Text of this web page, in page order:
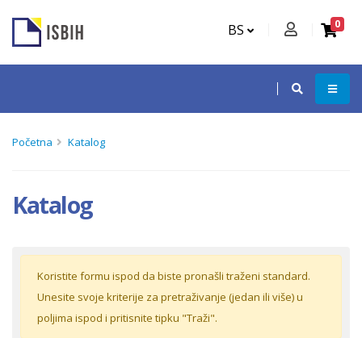
BS 0
Početna Katalog
Katalog
Koristite formu ispod da biste pronašli traženi standard.
Unesite svoje kriterije za pretraživanje (jedan ili više) u
poljima ispod i pritisnite tipku "Traži".